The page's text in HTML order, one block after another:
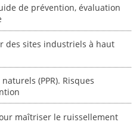
de prévention, évaluation
des sites industriels à haut
(PPR). Risques
maîtriser le ruissellement